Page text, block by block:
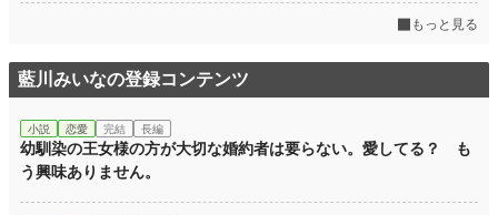
もっと見る
藍川みいなの登録コンテンツ
小説 恋愛 完結 長編
幼馴染の王女様の方が大切な婚約者は要らない。愛してる？ も
う興味ありません。